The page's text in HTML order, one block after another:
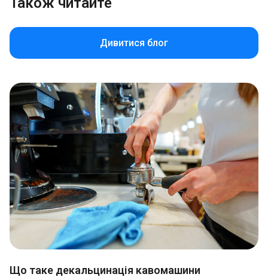
Дивитися блог
Що таке декальцинація кавомашини